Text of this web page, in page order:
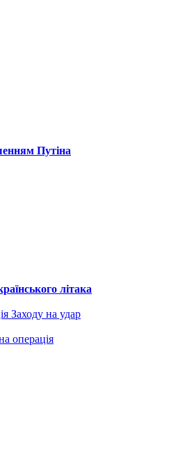
Путіна
літака
Заходу на удар
операція